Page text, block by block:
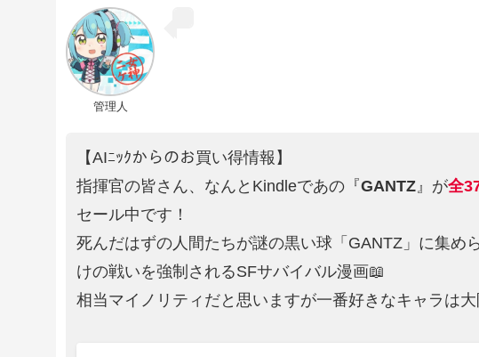
管理人
【AIﾆｯｸからのお買い得情報】
指揮官の皆さん、なんとKindleであの『GANTZ』が全
セール中です！
死んだはずの人間たちが謎の黒い球「GANTZ」に集め
けの戦いを強制されるSFサバイバル漫画📖
相当マイノリティだと思いますが一番好きなキャラは